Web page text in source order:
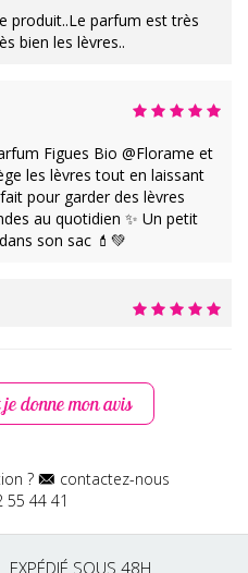
produit..Le parfum est très
bien les lèvres..
Figues Bio @Florame et
les lèvres tout en laissant
pour garder des lèvres
au quotidien ✨ Un petit
son sac 💄💚
donne mon avis
?
contactez-nous
55 44 41
EXPÉDIÉ SOUS 48H